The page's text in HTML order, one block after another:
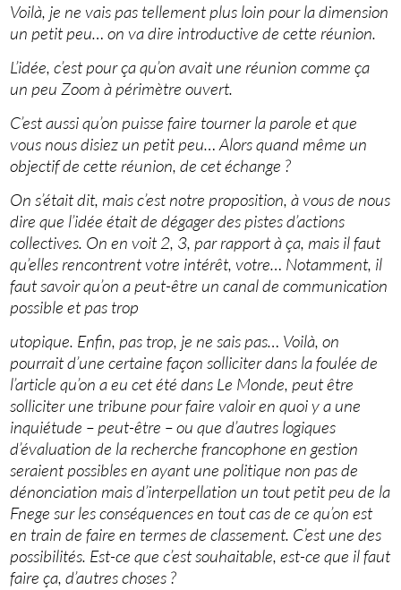
Voilà, je ne vais pas tellement plus loin pour la dimension
un petit peu… on va dire introductive de cette réunion.
L’idée, c’est pour ça qu’on avait une réunion comme ça
un peu Zoom à périmètre ouvert.
C’est aussi qu’on puisse faire tourner la parole et que
vous nous disiez un petit peu… Alors quand même un
objectif de cette réunion, de cet échange ?
On s’était dit, mais c’est notre proposition, à vous de nous
dire que l’idée était de dégager des pistes d’actions
collectives. On en voit 2, 3, par rapport à ça, mais il faut
qu’elles rencontrent votre intérêt, votre… Notamment, il
faut savoir qu’on a peut-être un canal de communication
possible et pas trop
utopique. Enfin, pas trop, je ne sais pas… Voilà, on
pourrait d’une certaine façon solliciter dans la foulée de
l’article qu’on a eu cet été dans Le Monde, peut être
solliciter une tribune pour faire valoir en quoi y a une
inquiétude – peut-être – ou que d’autres logiques
d’évaluation de la recherche francophone en gestion
seraient possibles en ayant une politique non pas de
dénonciation mais d’interpellation un tout petit peu de la
Fnege sur les conséquences en tout cas de ce qu’on est
en train de faire en termes de classement. C’est une des
possibilités. Est-ce que c’est souhaitable, est-ce que il faut
faire ça, d’autres choses ?